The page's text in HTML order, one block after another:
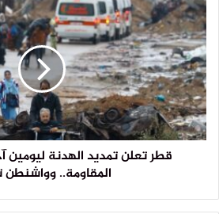
قطر تعلن تمديد الهدنة ليومين
المقاومة..